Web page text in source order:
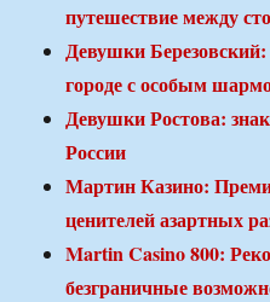
путешествие между
Девушки
городе с особым
Девушки Ростова:
России
Мартин Казино:
ценителей азартных
Martin Casino 800:
безграничные